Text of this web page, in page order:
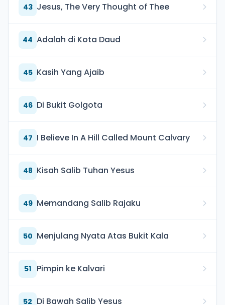
43 Jesus, The Very Thought of Thee
44 Adalah di Kota Daud
45 Kasih Yang Ajaib
46 Di Bukit Golgota
47 I Believe In A Hill Called Mount Calvary
48 Kisah Salib Tuhan Yesus
49 Memandang Salib Rajaku
50 Menjulang Nyata Atas Bukit Kala
51 Pimpin ke Kalvari
52 Di Bawah Salib Yesus